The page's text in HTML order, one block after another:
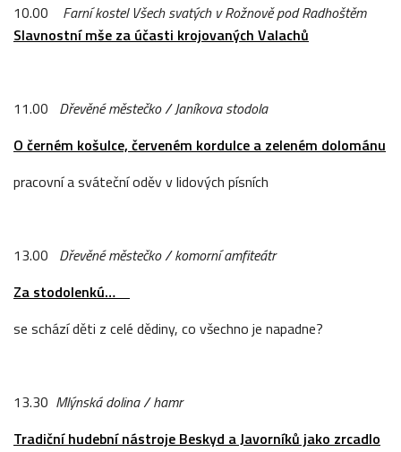
10.00
Farní kostel Všech svatých v Rožnově pod Radhoštěm
Slavnostní mše za účasti krojovaných Valachů
11.00 Dřevěné městečko / Janíkova stodola
O černém košulce, červeném kordulce a zeleném dolománu
pracovní a sváteční oděv v lidových písních
13.00 Dřevěné městečko / komorní amfiteátr
Za stodolenkú…
se schází děti z celé dědiny, co všechno je napadne?
13.30 Mlýnská dolina / hamr
Tradiční hudební nástroje Beskyd a Javorníků jako zrcadlo